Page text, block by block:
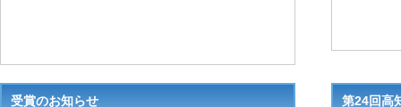
受賞のお知らせ 第24回高